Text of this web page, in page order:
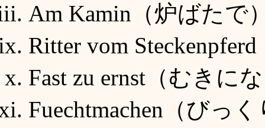
Am Kamin（炉ばたで
Ritter vom
Fast zu ernst（むきに
Fuechtmachen（びっ